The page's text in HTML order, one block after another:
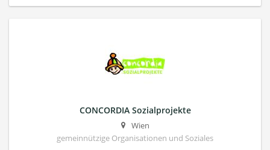
CONCORDIA Sozialprojekte
Wien
gemeinnützige Organisationen und Soziales